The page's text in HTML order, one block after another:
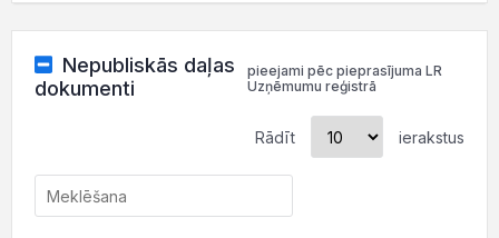
Nepubliskās daļas
dokumenti
pieejami pēc pieprasījuma LR
Uzņēmumu reģistrā
Rādīt ierakstus